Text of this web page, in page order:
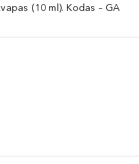
(10 ml). Kodas – GA